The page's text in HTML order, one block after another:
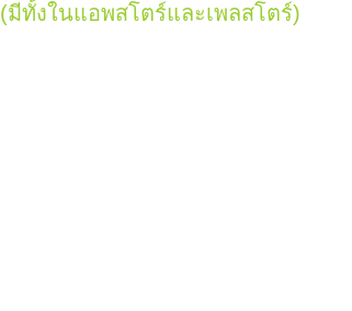
(มีทั้งในแอพสโตร์และเพลสโตร์)